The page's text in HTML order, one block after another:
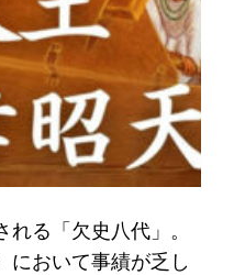
る「欠史八代」。
において事績が乏し